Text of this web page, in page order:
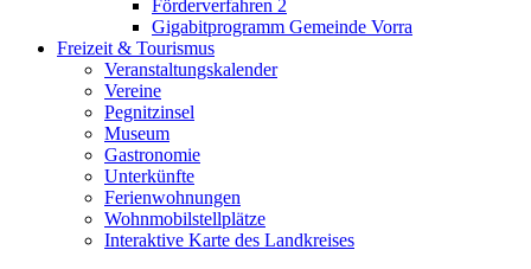
Förderverfahren 2
Gigabitprogramm Gemeinde Vorra
Freizeit & Tourismus
Veranstaltungskalender
Vereine
Pegnitzinsel
Museum
Gastronomie
Unterkünfte
Ferienwohnungen
Wohnmobilstellplätze
Interaktive Karte des Landkreises